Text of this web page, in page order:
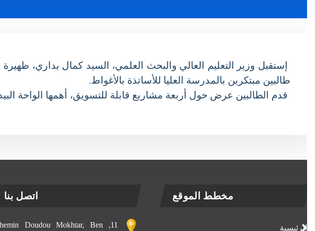
طالبين مبتكرين بالمدرسة العليا للأساتذة بالأغواط.
قدم الطالبين عرض حول أربعة مشاريع قابلة للتسويق، أهمها الواحة
مخطط الموقع
الرئيسية
اتصل بنا
11, Chemin Doudou Mokhtar, Ben